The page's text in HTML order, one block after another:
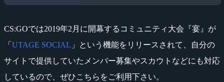
CS:GOでは2019年2月に開幕するコミュニティ大会『宴』が
「 UTAGE SOCIAL 」という機能をリリースされて、自分の
サイトで提供していたメンバー募集やスカウトなどにも対応
しているので、ぜひこちらをご利用下さい。